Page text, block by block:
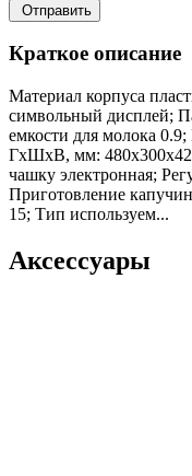
Отправить
Краткое описание
Материал корпуса
символьный дисплей;
емкости для молока
ГхШхВ, мм:
чашку электронная;
Приготовление
15; Тип используем...
Аксессуары